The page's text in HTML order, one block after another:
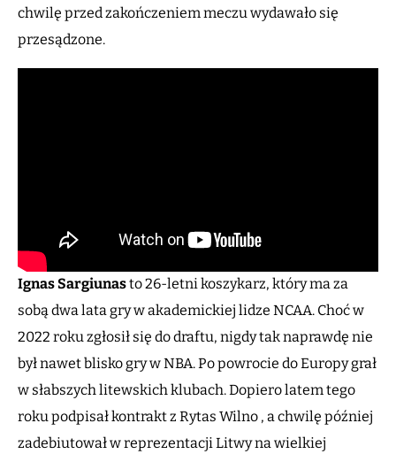
chwilę przed zakończeniem meczu wydawało się
przesądzone.
Ignas Sargiunasto 26-letni koszykarz, który ma za
sobą dwa lata gry w akademickiej lidze NCAA. Choć w
2022 roku zgłosił się do draftu, nigdy tak naprawdę nie
był nawet blisko gry w NBA. Po powrocie do Europy grał
w słabszych litewskich klubach. Dopiero latem tego
roku podpisał kontrakt z Rytas Wilno , a chwilę później
zadebiutował w reprezentacji Litwy na wielkiej